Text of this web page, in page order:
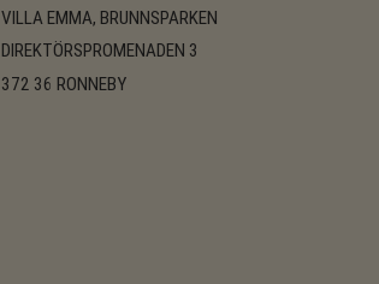
VILLA EMMA, BRUNNSPARKEN
DIREKTÖRSPROMENADEN 3
372 36 RONNEBY